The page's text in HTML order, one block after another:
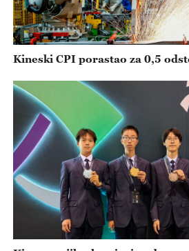
Kineski CPI porastao za 0,5